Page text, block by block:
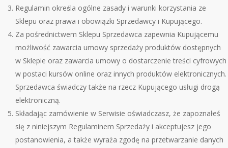
Regulamin określa ogólne zasady i warunki korzystania ze
Sklepu oraz prawa i obowiązki Sprzedawcy i Kupującego.
Za pośrednictwem Sklepu Sprzedawca zapewnia Kupującemu
możliwość zawarcia umowy sprzedaży produktów dostępnych
w Sklepie oraz zawarcia umowy o dostarczenie treści cyfrowych
w postaci kursów online oraz innych produktów elektronicznych.
Sprzedawca świadczy także na rzecz Kupującego usługi drogą
elektroniczną.
Składając zamówienie w Serwisie oświadczasz, że zapoznałeś
się z niniejszym Regulaminem Sprzedaży i akceptujesz jego
postanowienia, a także wyraża zgodę na przetwarzanie danych